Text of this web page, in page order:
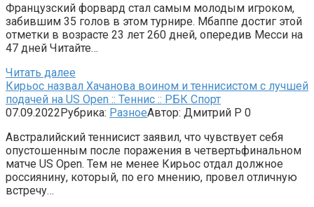
Французский форвард стал самым молодым игроком,
забившим 35 голов в этом турнире. Мбаппе достиг этой
отметки в возрасте 23 лет 260 дней, опередив Месси на
47 дней Читайте…
Читать далее
Кирьос назвал Хачанова воином и теннисистом с лучшей
подачей на US Open :: Теннис :: РБК Спорт
07.09.2022Рубрика: РазноеАвтор: Дмитрий Р 0
Австралийский теннисист заявил, что чувствует себя
опустошенным после поражения в четвертьфинальном
матче US Open. Тем не менее Кирьос отдал должное
россиянину, который, по его мнению, провел отличную
встречу…